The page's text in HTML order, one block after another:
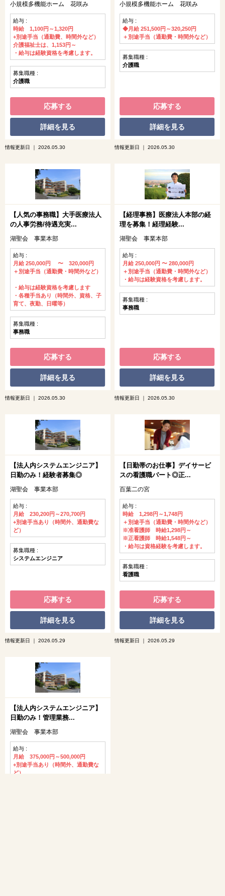
小規模多機能ホーム 花咲み
給与 :
時給 1,100円～1,320円
+別途手当（通勤費、時間外など）
介護福祉士は、1,153円～
・給与は経験資格を考慮します。
募集職種 :
介護職
応募する
詳細を見る
情報更新日 ｜ 2026.05.30
小規模多機能ホーム 花咲み
給与 :
◆月給 251,500円～320,250円
＋別途手当（通勤費・時間外など）
募集職種 :
介護職
応募する
詳細を見る
情報更新日 ｜ 2026.05.30
【人気の事務職】大手医療法人
の人事労務/待遇充実...
湖聖会 事業本部
給与 :
月給 250,000円 〜 320,000円
＋別途手当（通勤費・時間外など）
・給与は経験資格を考慮します
・各種手当あり（時間外、資格、子
育て、夜勤、日曜等）
募集職種 :
事務職
応募する
詳細を見る
情報更新日 ｜ 2026.05.30
【経理事務】医療法人本部の経
理を募集！経理経験...
湖聖会 事業本部
給与 :
月給 250,000円 〜 280,000円
＋別途手当（通勤費・時間外など）
・給与は経験資格を考慮します。
募集職種 :
事務職
応募する
詳細を見る
情報更新日 ｜ 2026.05.30
【法人内システムエンジニア】
日勤のみ！経験者募集◎
湖聖会 事業本部
給与 :
月給 230,200円～270,700円
+別途手当あり（時間外、通勤費な
ど）
募集職種 :
システムエンジニア
応募する
詳細を見る
情報更新日 ｜ 2026.05.29
【日勤帯のお仕事】デイサービ
スの看護職パート◎正...
百葉二の宮
給与 :
時給 1,298円～1,748円
＋別途手当（通勤費・時間外など）
※准看護師 時給1,298円～
※正看護師 時給1,548円～
・給与は資格経験を考慮します。
募集職種 :
看護職
応募する
詳細を見る
情報更新日 ｜ 2026.05.29
【法人内システムエンジニア】
日勤のみ！管理業務...
湖聖会 事業本部
給与 :
月給 375,000円～500,000円
+別途手当あり（時間外、通勤費な
ど）